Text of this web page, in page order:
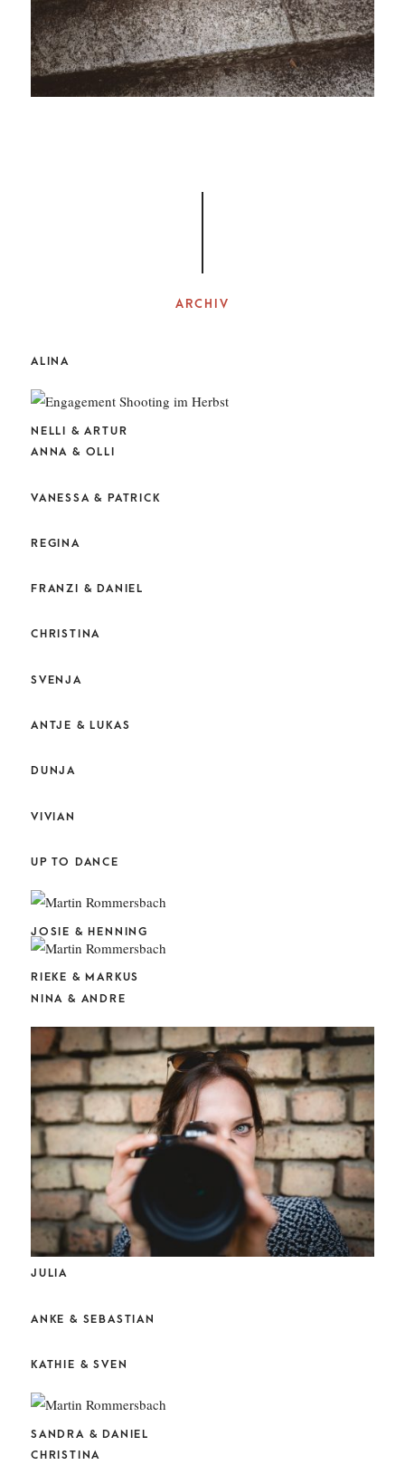
ARCHIV
ALINA
NELLI & ARTUR
ANNA & OLLI
VANESSA & PATRICK
REGINA
FRANZI & DANIEL
CHRISTINA
SVENJA
ANTJE & LUKAS
DUNJA
VIVIAN
UP TO DANCE
JOSIE & HENNING
RIEKE & MARKUS
NINA & ANDRE
JULIA
ANKE & SEBASTIAN
KATHIE & SVEN
SANDRA & DANIEL
CHRISTINA